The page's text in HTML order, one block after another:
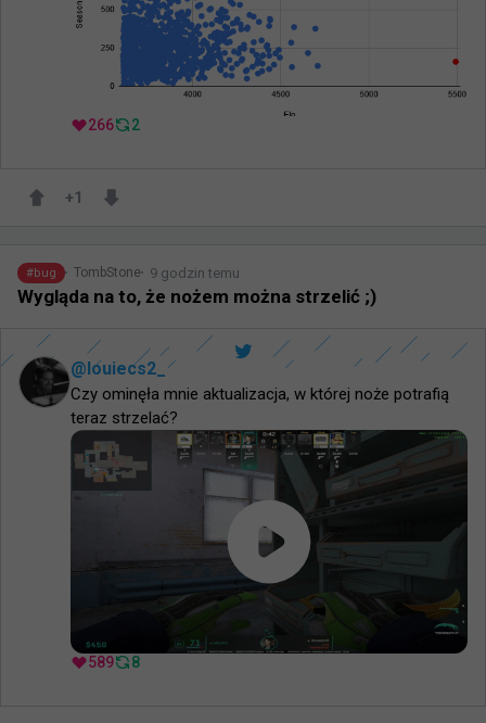
266 2
+1
#bug TombStone 9 godzin temu
Wygląda na to, że nożem można strzelić ;)
@louiecs2_
Czy ominęła mnie aktualizacja, w której noże potrafią
teraz strzelać?
589 8